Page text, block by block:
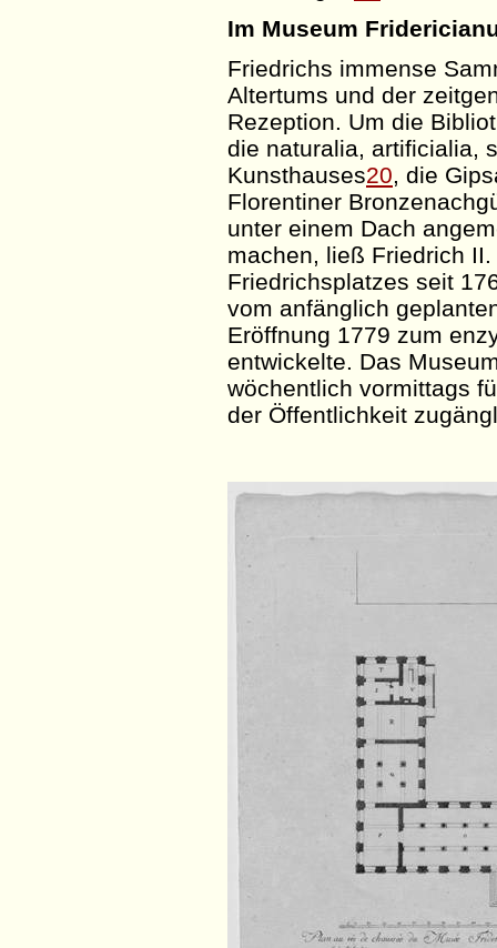
Im Museum
Friedrichs immense
Altertums und der
Rezeption. Um die
die naturalia, artificialia,
Kunsthauses20, die
Florentiner
unter einem Dach
machen, ließ Friedrich
Friedrichsplatzes seit
vom anfänglich
Eröffnung 1779 zum
entwickelte. Das
wöchentlich vormittags
der Öffentlichkeit